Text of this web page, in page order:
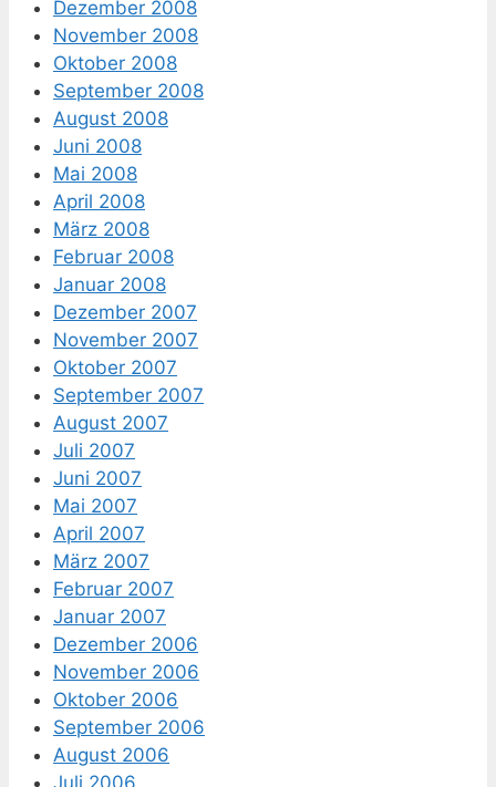
Dezember 2008
November 2008
Oktober 2008
September 2008
August 2008
Juni 2008
Mai 2008
April 2008
März 2008
Februar 2008
Januar 2008
Dezember 2007
November 2007
Oktober 2007
September 2007
August 2007
Juli 2007
Juni 2007
Mai 2007
April 2007
März 2007
Februar 2007
Januar 2007
Dezember 2006
November 2006
Oktober 2006
September 2006
August 2006